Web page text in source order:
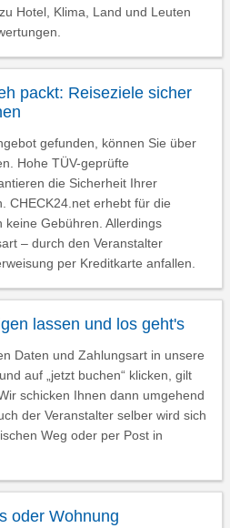
Hotel, Klima, Land und Leuten
packt: Reiseziele sicher
gefunden, können Sie über
Hohe TÜV-geprüfte
die Sicherheit Ihrer
CHECK24.net erhebt für die
keine Gebühren. Allerdings
– durch den Veranstalter
per Kreditkarte anfallen.
lassen und los geht's
Daten und Zahlungsart in unsere
auf „jetzt buchen“ klicken, gilt
schicken Ihnen dann umgehend
der Veranstalter selber wird sich
Weg oder per Post in
oder Wohnung